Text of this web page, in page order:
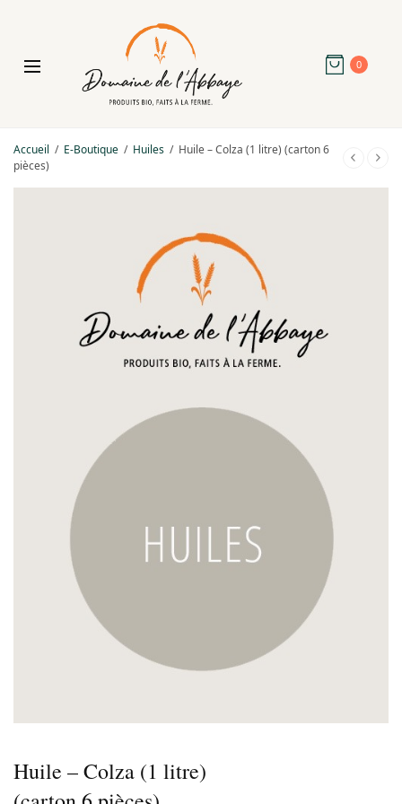
0
Accueil / E-Boutique / Huiles / Huile – Colza (1 litre) (carton 6
pièces)
Huile – Colza (1 litre)